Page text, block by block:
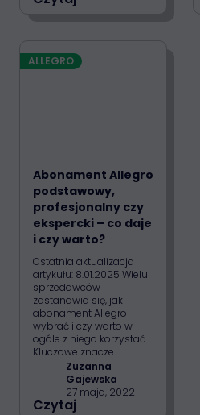
Abonament Allegro
podstawowy,
profesjonalny czy
ekspercki – co daje
i czy warto?
ALLEGRO
Ostatnia aktualizacja
artykułu: 8.01.2025 Wielu
sprzedawców
zastanawia się, jaki
abonament Allegro
wybrać i czy warto w
ogóle z niego korzystać.
Kluczowe znacze...
Zuzanna
Gajewska
27 maja, 2022
Czytaj